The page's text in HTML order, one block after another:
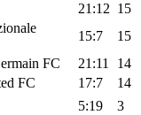
21:12 15
15:7
15
FC 21:11
14
FC 17:7
14
5:19
3